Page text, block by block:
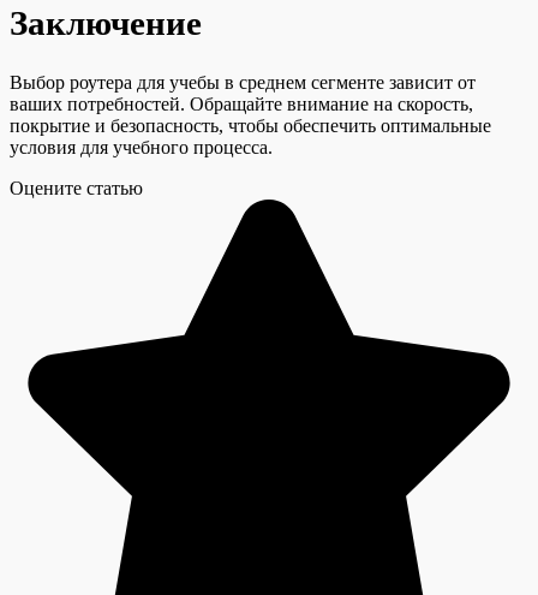
Заключение
Выбор роутера для учебы в среднем сегменте зависит от
ваших потребностей. Обращайте внимание на скорость,
покрытие и безопасность, чтобы обеспечить оптимальные
условия для учебного процесса.
Оцените статью